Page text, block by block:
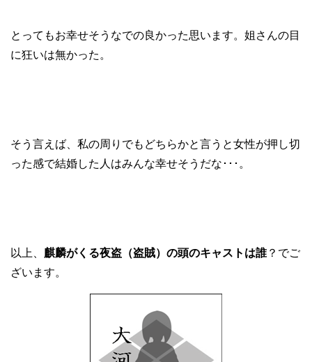
とってもお幸せそうなでの良かった思います。姐さんの目
に狂いは無かった。
そう言えば、私の周りでもどちらかと言うと女性が押し切
った感で結婚した人はみんな幸せそうだな･･･。
以上、 麒麟がくる夜盗（盗賊）の頭のキャストは誰 ？でご
ざいます。